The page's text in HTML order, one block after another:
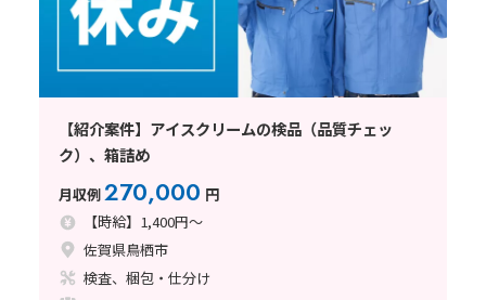
【紹介案件】アイスクリームの検品（品質チェッ
ク）、箱詰め
月収例270,000 円
【時給】1,400円～
佐賀県鳥栖市
検査、梱包・仕分け